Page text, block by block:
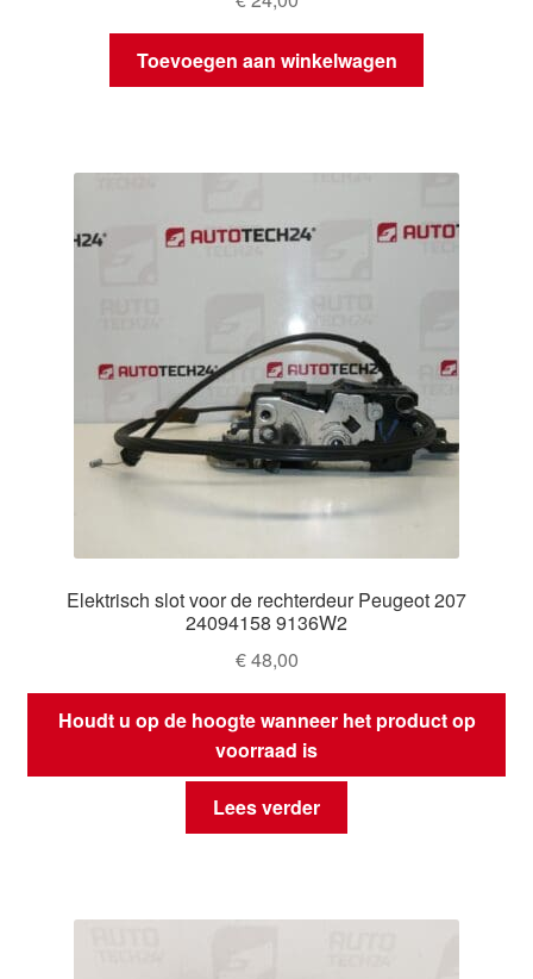
Toevoegen aan winkelwagen
Elektrisch slot voor de rechterdeur Peugeot 207
24094158 9136W2
€48,00
Houdt u op de hoogte wanneer het product op
voorraad is
Lees verder